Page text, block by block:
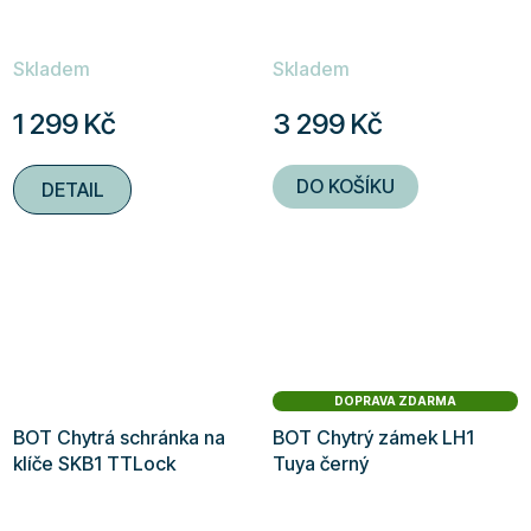
Skladem
1 299 Kč
DETAIL
Skladem
3 299 Kč
DO KOŠÍKU
BOT Chytrá schránka na
klíče SKB1 TTLock
DOPRAVA ZDARMA
BOT Chytrý zámek LH1
Tuya černý